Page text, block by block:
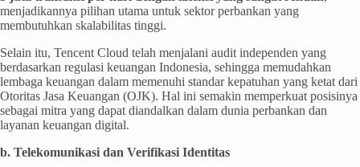
menjadikannya pilihan utama untuk sektor perbankan yang
membutuhkan skalabilitas tinggi.
Selain itu, Tencent Cloud telah menjalani audit independen yang
berdasarkan regulasi keuangan Indonesia, sehingga memudahkan
lembaga keuangan dalam memenuhi standar kepatuhan yang ketat dari
Otoritas Jasa Keuangan (OJK). Hal ini semakin memperkuat posisinya
sebagai mitra yang dapat diandalkan dalam dunia perbankan dan
layanan keuangan digital.
b. Telekomunikasi dan Verifikasi Identitas